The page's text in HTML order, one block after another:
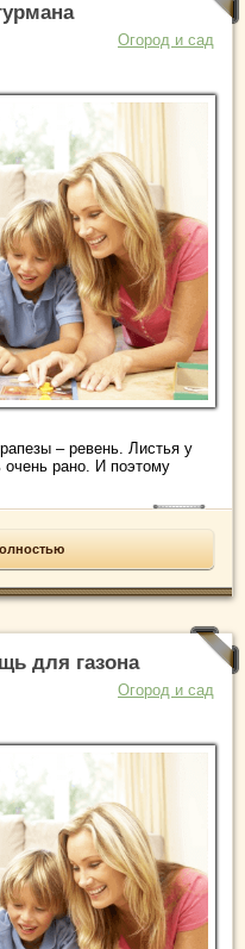
Огород и сад
– ревень. Листья у
очень рано. И поэтому
для газона
Огород и сад